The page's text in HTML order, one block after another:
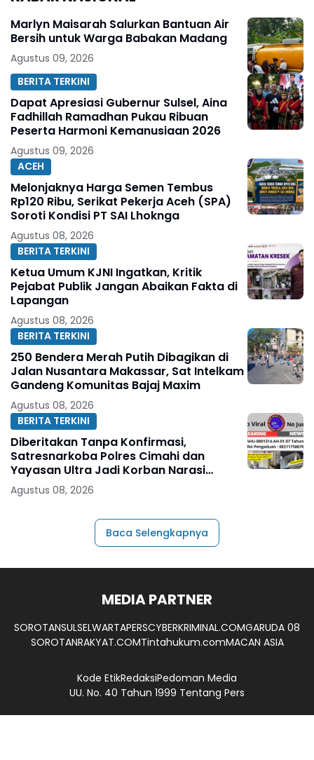
Marlyn Maisarah Salurkan Bantuan Air
Bersih untuk Warga Babakan Madang
Agustus 09, 2026
BERITA TERKINI
Dapat Apresiasi Gubernur Sulsel, Aina
Fadhillah Ramadhan Pukau Ribuan
Peserta Harmoni Kemanusiaan 2026
Agustus 09, 2026
ACEH
Melonjaknya Harga Semen Tembus
Rp120 Ribu, Serikat Pekerja Aceh (SPA)
Soroti Kondisi PT SAI Lhoknga
Agustus 08, 2026
BERITA TERKINI
Ketua Umum KJNI Ingatkan, Kritik
Pejabat Publik Jangan Abaikan Fakta di
Lapangan
Agustus 08, 2026
BERITA TERKINI
250 Bendera Merah Putih Dibagikan di
Jalan Nusantara Makassar, Sat Intelkam
Gandeng Komunitas Bajaj Maxim
Agustus 08, 2026
BERITA TERKINI
Diberitakan Tanpa Konfirmasi,
Satresnarkoba Polres Cimahi dan
Yayasan Ultra Jadi Korban Narasi
Sepihak
Agustus 08, 2026
Baca Selengkapnya
MEDIA PARTNER
SOROTANSULSELWARTAPERSCYBERKRIMINAL.COMGARUDA 08
SOROTANRAKYAT.COMTintahukum.comMACAN ASIA
Kode EtikRedaksiPedoman Media
UU. No. 40 Tahun 1999 Tentang Pers